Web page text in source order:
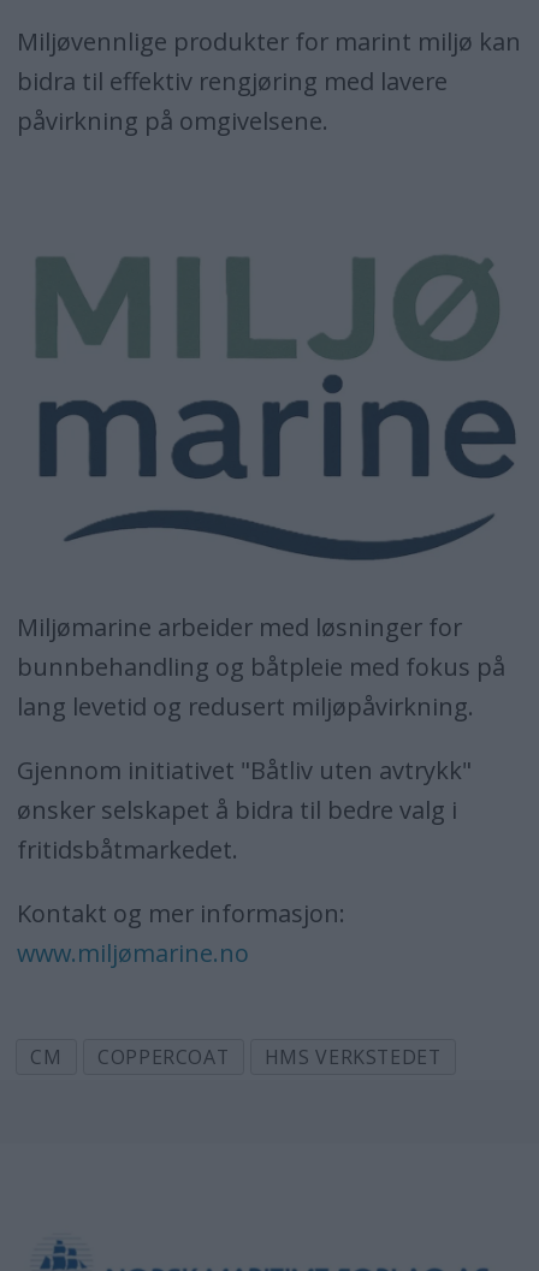
Miljøvennlige produkter for marint miljø kan
bidra til effektiv rengjøring med lavere
påvirkning på omgivelsene.
Miljømarine arbeider med løsninger for
bunnbehandling og båtpleie med fokus på
lang levetid og redusert miljøpåvirkning.
Gjennom initiativet "Båtliv uten avtrykk"
ønsker selskapet å bidra til bedre valg i
fritidsbåtmarkedet.
Kontakt og mer informasjon:
www.miljømarine.no
CM COPPERCOAT HMS VERKSTEDET